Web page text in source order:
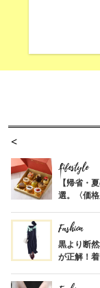
Lifestyle
【帰省・
選。〈価
Fashion
黒より断
が正解！